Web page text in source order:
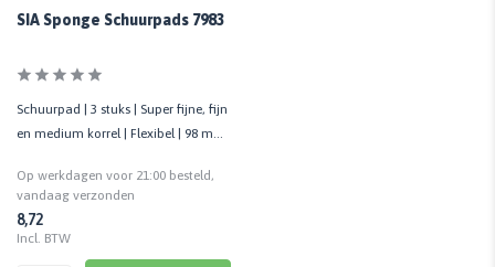
SIA Sponge Schuurpads 7983
Schuurpad | 3 stuks | Super fijne, fijn
en medium korrel | Flexibel | 98 mm
Op werkdagen voor 21:00 besteld,
vandaag verzonden
8,72
Incl. BTW